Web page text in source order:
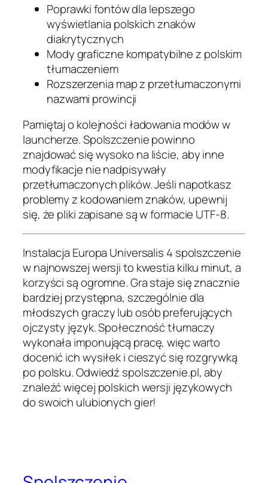
Poprawki fontów dla lepszego
wyświetlania polskich znaków
diakrytycznych
Mody graficzne kompatybilne z polskim
tłumaczeniem
Rozszerzenia map z przetłumaczonymi
nazwami prowincji
Pamiętaj o kolejności ładowania modów w
launcherze. Spolszczenie powinno
znajdować się wysoko na liście, aby inne
modyfikacje nie nadpisywały
przetłumaczonych plików. Jeśli napotkasz
problemy z kodowaniem znaków, upewnij
się, że pliki zapisane są w formacie UTF-8.
Instalacja Europa Universalis 4 spolszczenie
w najnowszej wersji to kwestia kilku minut, a
korzyści są ogromne. Gra staje się znacznie
bardziej przystępna, szczególnie dla
młodszych graczy lub osób preferujących
ojczysty język. Społeczność tłumaczy
wykonała imponującą pracę, więc warto
docenić ich wysiłek i cieszyć się rozgrywką
po polsku. Odwiedź spolszczenie.pl, aby
znaleźć więcej polskich wersji językowych
do swoich ulubionych gier!